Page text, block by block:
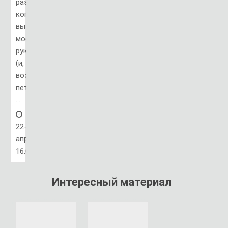
раз,
когда
вы
моете
руки
(и,
возможно,
петь
...
22-
апр,
16:01
Интересный материал